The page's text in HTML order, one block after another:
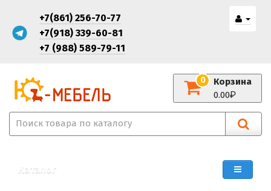
+7(861) 256-70-77
+7(918) 339-60-81
+7 (988) 589-79-11
Корзина
0
0.00
Каталог